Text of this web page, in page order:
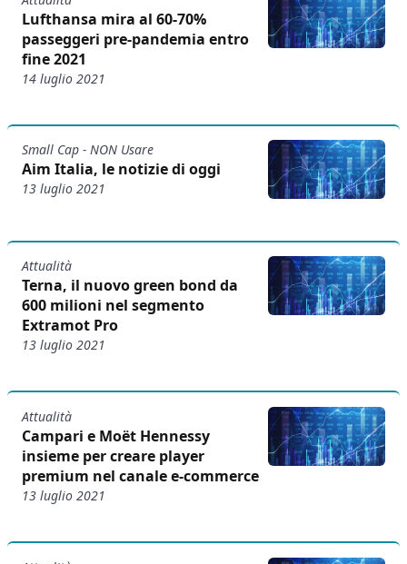
Lufthansa mira al 60-70%
passeggeri pre-pandemia entro
fine 2021
14 luglio 2021
Small Cap - NON Usare
Aim Italia, le notizie di oggi
13 luglio 2021
Attualità
Terna, il nuovo green bond da
600 milioni nel segmento
Extramot Pro
13 luglio 2021
Attualità
Campari e Moët Hennessy
insieme per creare player
premium nel canale e-commerce
13 luglio 2021